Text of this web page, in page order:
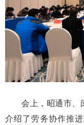
会上，昭通市、
介绍了劳务协作推